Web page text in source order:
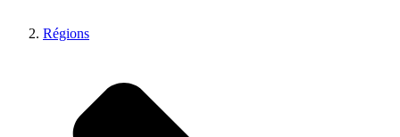
Régions